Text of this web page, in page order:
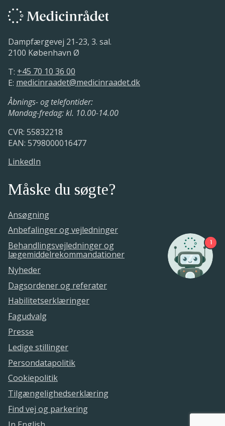
Dampfærgevej 21-23, 3. sal.
2100 København Ø
T: +45 70 10 36 00
E: medicinraadet@medicinraadet.dk
Åbnings- og telefontider:
Mandag-fredag: kl. 10.00-14.00
CVR: 55832218
EAN: 5798000016477
LinkedIn
Måske du søgte?
Ansøgning
Anbefalinger og vejledninger
Behandlingsvejledninger og
lægemiddelrekommandationer
Nyheder
Dagsordener og referater
Habilitetserklæringer
Fagudvalg
Presse
Ledige stillinger
Persondatapolitik
Cookiepolitik
Tilgængelighedserklæring
Find vej og parkering
1